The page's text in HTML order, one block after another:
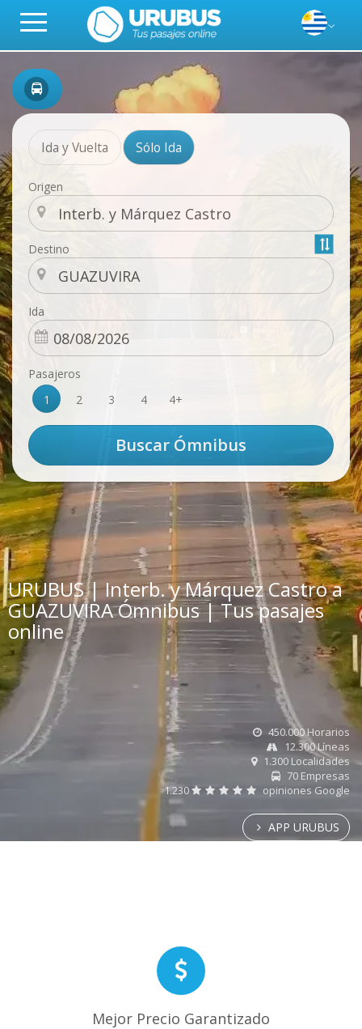
Ida y Vuelta Sólo Ida
Origen
Destino
Ida
Pasajeros
1
2 3 4 4+
URUBUS | Interb. y Márquez Castro a
GUAZUVIRA Ómnibus | Tus pasajes
online
450.000 Horarios
12.300 Líneas
1.300 Localidades
70 Empresas
1.230
opiniones Google
APP URUBUS
Mejor Precio Garantizado